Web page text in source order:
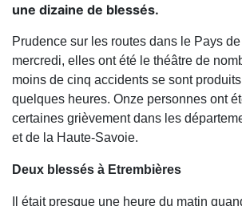
une dizaine de blessés.
Prudence sur les routes dans le Pays
mercredi, elles ont été le théâtre de
moins de cinq accidents se sont
quelques heures. Onze personnes ont
certaines grièvement dans les
et de la Haute-Savoie.
Deux blessés à Etrembières
Il était presque une heure du matin